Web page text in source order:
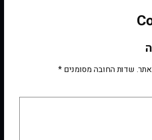
שדות החובה מסומנים *